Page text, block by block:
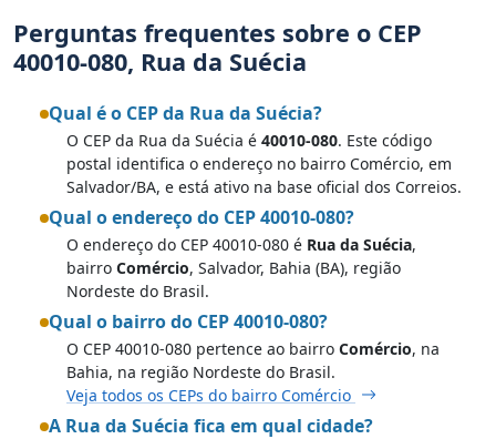
Perguntas frequentes sobre o CEP
40010-080, Rua da Suécia
Qual é o CEP da Rua da Suécia?
O CEP da Rua da Suécia é 40010-080. Este código
postal identifica o endereço no bairro Comércio, em
Salvador/BA, e está ativo na base oficial dos Correios.
Qual o endereço do CEP 40010-080?
O endereço do CEP 40010-080 é Rua da Suécia,
bairro Comércio, Salvador, Bahia (BA), região
Nordeste do Brasil.
Qual o bairro do CEP 40010-080?
O CEP 40010-080 pertence ao bairro Comércio, na
Bahia, na região Nordeste do Brasil.
Veja todos os CEPs do bairro Comércio
A Rua da Suécia fica em qual cidade?